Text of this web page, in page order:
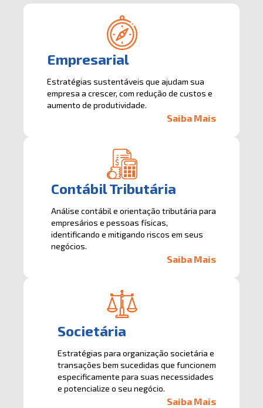
Empresarial
Estratégias sustentáveis que ajudam sua
empresa a crescer, com redução de custos e
aumento de produtividade.
Saiba Mais
Contábil Tributária
Análise contábil e orientação tributária para
empresários e pessoas físicas,
identificando e mitigando riscos em seus
negócios.
Saiba Mais
Societária
Estratégias para organização societária e
transações bem sucedidas que funcionem
especificamente para suas necessidades
e potencialize o seu negócio.
Saiba Mais